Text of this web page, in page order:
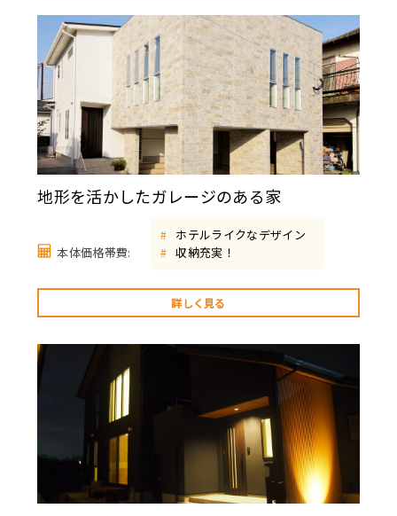
地形を活かしたガレージのある家
本体価格帯費:
# ホテルライクなデザイン
# 収納充実！
詳しく見る